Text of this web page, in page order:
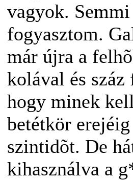
vagyok.
fogyasztom.
már újra a
kolával és
hogy minek
betétkör
szintidõt. De
kihasználva a